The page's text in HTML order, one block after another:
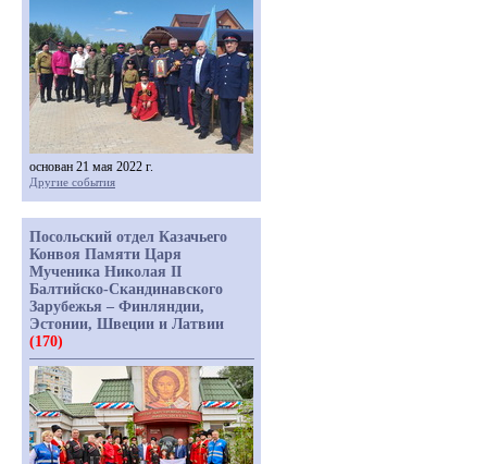
основан 21 мая 2022 г.
Другие события
Посольский отдел Казачьего
Конвоя Памяти Царя
Мученика Николая II
Балтийско-Скандинавского
Зарубежья – Финляндии,
Эстонии, Швеции и Латвии
(170)